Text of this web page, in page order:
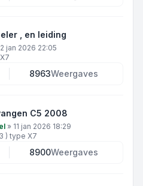
, en leiding
jan 2026 22:05
8963Weergaves
C5 2008
» 11 jan 2026 18:29
) type X7
8900Weergaves